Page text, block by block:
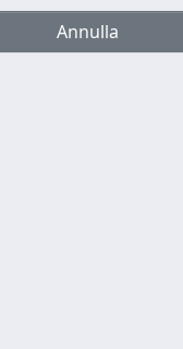
Annulla